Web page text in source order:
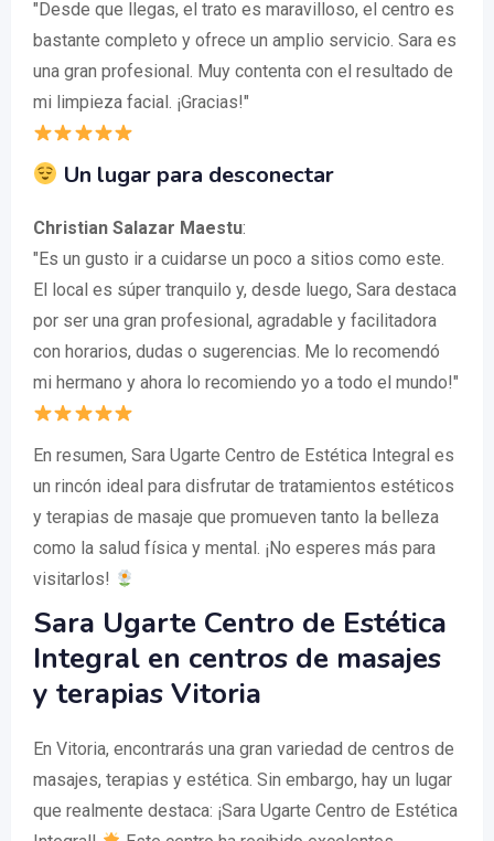
"Desde que llegas, el trato es maravilloso, el centro es
bastante completo y ofrece un amplio servicio. Sara es
una gran profesional. Muy contenta con el resultado de
mi limpieza facial. ¡Gracias!"
Un lugar para desconectar
Christian Salazar Maestu:
"Es un gusto ir a cuidarse un poco a sitios como este.
El local es súper tranquilo y, desde luego, Sara destaca
por ser una gran profesional, agradable y facilitadora
con horarios, dudas o sugerencias. Me lo recomendó
mi hermano y ahora lo recomiendo yo a todo el mundo!"
En resumen, Sara Ugarte Centro de Estética Integral es
un rincón ideal para disfrutar de tratamientos estéticos
y terapias de masaje que promueven tanto la belleza
como la salud física y mental. ¡No esperes más para
visitarlos!
Sara Ugarte Centro de Estética
Integral en centros de masajes
y terapias Vitoria
En Vitoria, encontrarás una gran variedad de centros de
masajes, terapias y estética. Sin embargo, hay un lugar
que realmente destaca: ¡Sara Ugarte Centro de Estética